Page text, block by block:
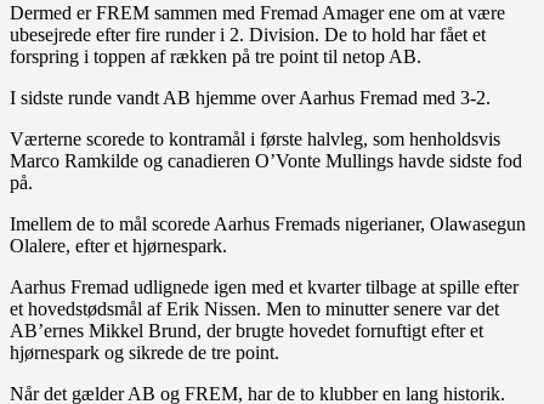
Dermed er FREM sammen med Fremad Amager ene om at være
ubesejrede efter fire runder i 2. Division. De to hold har fået et
forspring i toppen af rækken på tre point til netop AB.
I sidste runde vandt AB hjemme over Aarhus Fremad med 3-2.
Værterne scorede to kontramål i første halvleg, som henholdsvis
Marco Ramkilde og canadieren O’Vonte Mullings havde sidste fod
på.
Imellem de to mål scorede Aarhus Fremads nigerianer, Olawasegun
Olalere, efter et hjørnespark.
Aarhus Fremad udlignede igen med et kvarter tilbage at spille efter
et hovedstødsmål af Erik Nissen. Men to minutter senere var det
AB’ernes Mikkel Brund, der brugte hovedet fornuftigt efter et
hjørnespark og sikrede de tre point.
Når det gælder AB og FREM, har de to klubber en lang historik.